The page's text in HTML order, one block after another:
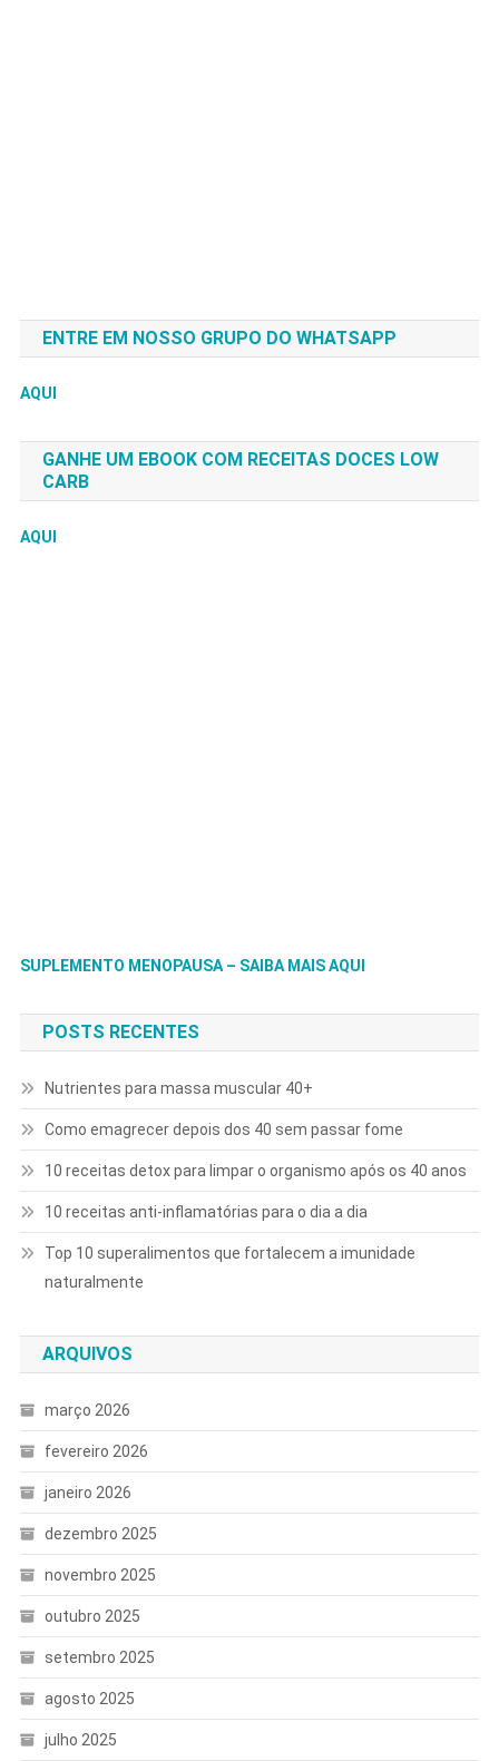
ENTRE EM NOSSO GRUPO DO WHATSAPP
AQUI
GANHE UM EBOOK COM RECEITAS DOCES LOW
CARB
AQUI
SUPLEMENTO MENOPAUSA – SAIBA MAIS AQUI
POSTS RECENTES
Nutrientes para massa muscular 40+
Como emagrecer depois dos 40 sem passar fome
10 receitas detox para limpar o organismo após os 40 anos
10 receitas anti-inflamatórias para o dia a dia
Top 10 superalimentos que fortalecem a imunidade
naturalmente
ARQUIVOS
março 2026
fevereiro 2026
janeiro 2026
dezembro 2025
novembro 2025
outubro 2025
setembro 2025
agosto 2025
julho 2025